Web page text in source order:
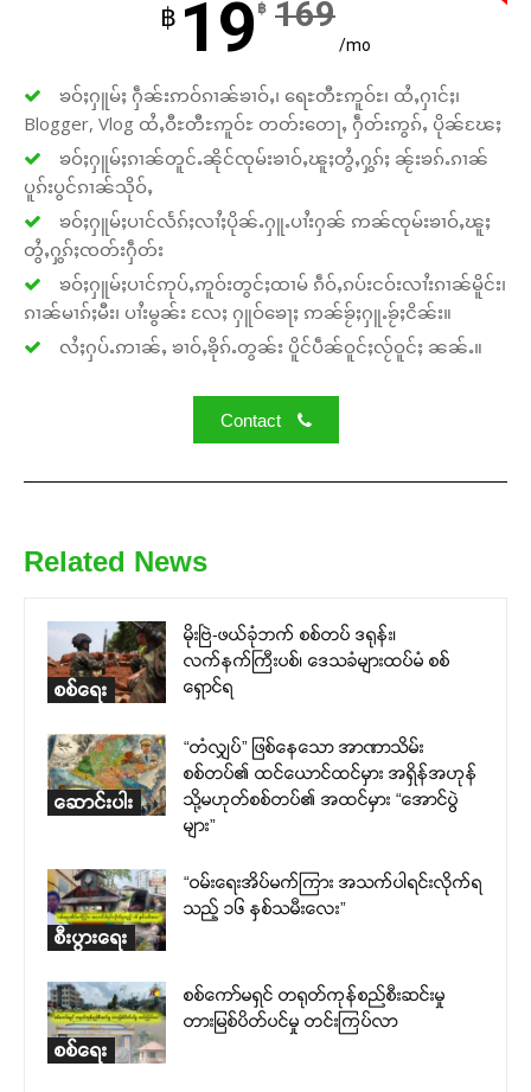
฿ 19 ฿ 169
/mo
ၶဝ်ႈႁူမ်ႈ ႁဵၼ်းဢဝ်ၵၢၼ်ၶၢဝ်ႇ၊ ရေႊတီႊဢူဝ်ႊ၊ ထႆႇႁၢင်ႈ၊
Blogger, Vlog ထႆႇဝီႊတီႊဢူဝ်ႊ တတ်းတေႃႇ ႁဵတ်းဢွၵ်ႇ ပိုၼ်ၽႄႈ
ၶဝ်ႈႁူမ်ႈၵၢၼ်တူင်ႉၼိုင်ၸုမ်းၶၢဝ်ႇၽူႈတွႆႇႁွၵ်ႈ ၼႂ်းၶၵ်ႉၵၢၼ်
ပူၵ်းပွင်ၵၢၼ်သိုဝ်ႇ
ၶဝ်ႈႁူမ်ႈပၢင်လႅၵ်ႈလၢႆႈပိုၼ်ႉႁူႉပၢႆးႁၼ် ဢၼ်ၸုမ်းၶၢဝ်ႇၽူႈ
တွႆႇႁွၵ်ႈၸတ်းႁဵတ်း
ၶဝ်ႈႁူမ်ႈပၢင်ဢုပ်ႇဢူဝ်းတွင်ႈထၢမ် ၵဵဝ်ႇၵပ်းငဝ်းလၢႆးၵၢၼ်မိူင်း၊
ၵၢၼ်မၢၵ်ႈမီး၊ ပၢႆးမွၼ်း လႄႈ ႁူဝ်ၶေႃႈ ဢၼ်ၶႂ်ႈႁူႉၶႂ်ႈငိၼ်း။
လႆႈႁပ်ႉဢၢၼ်ႇ ၶၢဝ်ႇၶိုၵ်ႉတွၼ်း ပိူင်ပဵၼ်ဝူင်ႈလႂ်ဝူင်ႈ ၼၼ်ႉ။
Contact
Related News
စစ်ရေး
မိုးဗြဲ-ဖယ်ခုံဘက် စစ်တပ် ဒရုန်း၊
လက်နက်ကြီးပစ်၊ ဒေသခံများထပ်မံ စစ်
ရှောင်ရ
ဆောင်းပါး
“တံလျှပ်” ဖြစ်နေသော အာဏာသိမ်း
စစ်တပ်၏ ထင်ယောင်ထင်မှား အရှိန်အဟုန်
သို့မဟုတ်စစ်တပ်၏ အထင်မှား “အောင်ပွဲ
များ”
စီးပွားရေး
“ဝမ်းရေးအိပ်မက်ကြား အသက်ပါရင်းလိုက်ရ
သည့် ၁၆ နှစ်သမီးလေး”
စစ်ရေး
စစ်ကော်မရှင် တရုတ်ကုန်စည်စီးဆင်းမှု
တားမြစ်ပိတ်ပင်မှု တင်းကြပ်လာ